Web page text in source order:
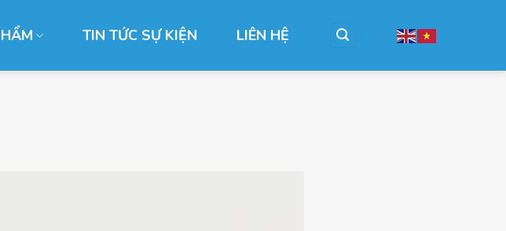
TIN TỨC SỰ KIỆN LIÊN HỆ